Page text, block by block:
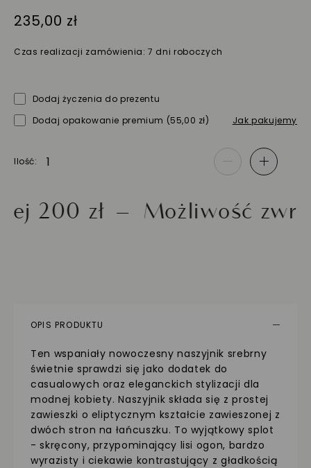
235,00 zł
Czas realizacji zamówienia: 7 dni roboczych
Dodaj życzenia do prezentu
Dodaj opakowanie premium (55,00 zł) Jak pakujemy
Ilość - +
zł Możliwość zwrotu
OPIS PRODUKTU
Ten wspaniały nowoczesny naszyjnik srebrny
świetnie sprawdzi się jako dodatek do
casualowych oraz eleganckich stylizacji dla
modnej kobiety. Naszyjnik składa się z prostej
zawieszki o eliptycznym kształcie zawieszonej z
dwóch stron na łańcuszku. To wyjątkowy splot
- skręcony, przypominający lisi ogon, bardzo
wyrazisty i ciekawie kontrastujący z gładkością